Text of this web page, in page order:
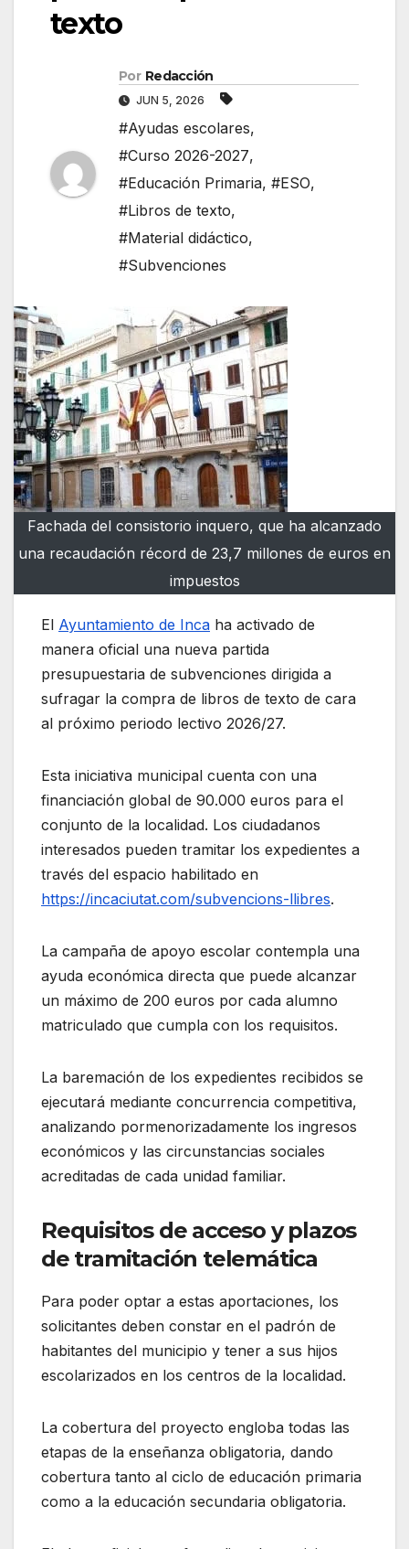
texto
Por Redacción
JUN 5, 2026
#Ayudas escolares,
#Curso 2026-2027,
#Educación Primaria, #ESO,
#Libros de texto,
#Material didáctico,
#Subvenciones
Fachada del consistorio inquero, que ha alcanzado
una recaudación récord de 23,7 millones de euros en
impuestos
El Ayuntamiento de Inca ha activado de
manera oficial una nueva partida
presupuestaria de subvenciones dirigida a
sufragar la compra de libros de texto de cara
al próximo periodo lectivo 2026/27.
Esta iniciativa municipal cuenta con una
financiación global de 90.000 euros para el
conjunto de la localidad. Los ciudadanos
interesados pueden tramitar los expedientes a
través del espacio habilitado en
https://incaciutat.com/subvencions-llibres.
La campaña de apoyo escolar contempla una
ayuda económica directa que puede alcanzar
un máximo de 200 euros por cada alumno
matriculado que cumpla con los requisitos.
La baremación de los expedientes recibidos se
ejecutará mediante concurrencia competitiva,
analizando pormenorizadamente los ingresos
económicos y las circunstancias sociales
acreditadas de cada unidad familiar.
Requisitos de acceso y plazos
de tramitación telemática
Para poder optar a estas aportaciones, los
solicitantes deben constar en el padrón de
habitantes del municipio y tener a sus hijos
escolarizados en los centros de la localidad.
La cobertura del proyecto engloba todas las
etapas de la enseñanza obligatoria, dando
cobertura tanto al ciclo de educación primaria
como a la educación secundaria obligatoria.